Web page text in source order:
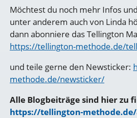
Möchtest du noch mehr Infos
unter anderem auch von Linda
dann abonniere das Tellington
https://tellington-methode.de/
und teile gerne den Newsticker:
methode.de/newsticker/
Alle Blogbeiträge sind hier zu
https://tellington-